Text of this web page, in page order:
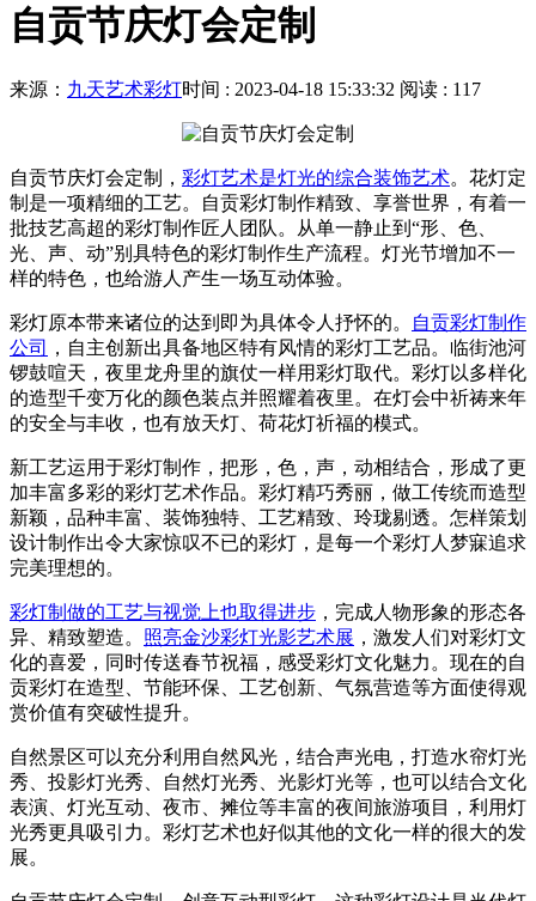
自贡节庆灯会定制
来源： 九天艺术彩灯时间 : 2023-04-18 15:33:32 阅读 : 117
自贡节庆灯会定制， 彩灯艺术是灯光的综合装饰艺术。花灯定
制是一项精细的工艺。自贡彩灯制作精致、享誉世界，有着一
批技艺高超的彩灯制作匠人团队。从单一静止到“形、色、
光、声、动”别具特色的彩灯制作生产流程。灯光节增加不一
样的特色，也给游人产生一场互动体验。
彩灯原本带来诸位的达到即为具体令人抒怀的。
自贡彩灯制作
公司
，自主创新出具备地区特有风情的彩灯工艺品。临街池河
锣鼓喧天，夜里龙舟里的旗仗一样用彩灯取代。彩灯以多样化
的造型千变万化的颜色装点并照耀着夜里。在灯会中祈祷来年
的安全与丰收，也有放天灯、荷花灯祈福的模式。
新工艺运用于彩灯制作，把形，色，声，动相结合，形成了更
加丰富多彩的彩灯艺术作品。彩灯精巧秀丽，做工传统而造型
新颖，品种丰富、装饰独特、工艺精致、玲珑剔透。怎样策划
设计制作出令大家惊叹不已的彩灯，是每一个彩灯人梦寐追求
完美理想的。
彩灯制做的工艺与视觉上也取得进步 ，完成人物形象的形态各
异、精致塑造。 照亮金沙彩灯光影艺术展 ，激发人们对彩灯文
化的喜爱，同时传送春节祝福，感受彩灯文化魅力。现在的自
贡彩灯在造型、节能环保、工艺创新、气氛营造等方面使得观
赏价值有突破性提升。
自然景区可以充分利用自然风光，结合声光电，打造水帘灯光
秀、投影灯光秀、自然灯光秀、光影灯光等，也可以结合文化
表演、灯光互动、夜市、摊位等丰富的夜间旅游项目，利用灯
光秀更具吸引力。彩灯艺术也好似其他的文化一样的很大的发
展。